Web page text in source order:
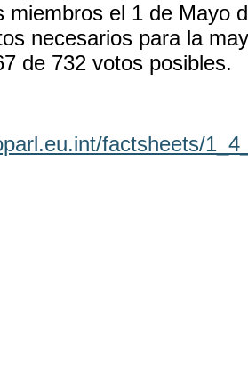
miembros el 1 de Mayo
necesarios para la
de 732 votos posibles.
factsheets/